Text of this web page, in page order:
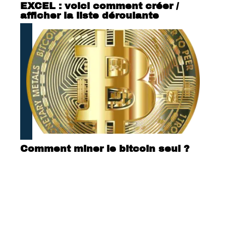
EXCEL : voici comment créer /
afficher la liste déroulante
Comment miner le bitcoin seul ?